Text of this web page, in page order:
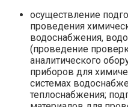
осуществление
проведения
водоснабжения,
(проведение
аналитического
приборов для
системах
теплоснабжения;